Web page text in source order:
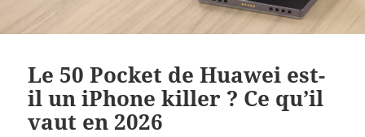
Le 50 Pocket de Huawei est-
il un iPhone killer ? Ce qu’il
vaut en 2026